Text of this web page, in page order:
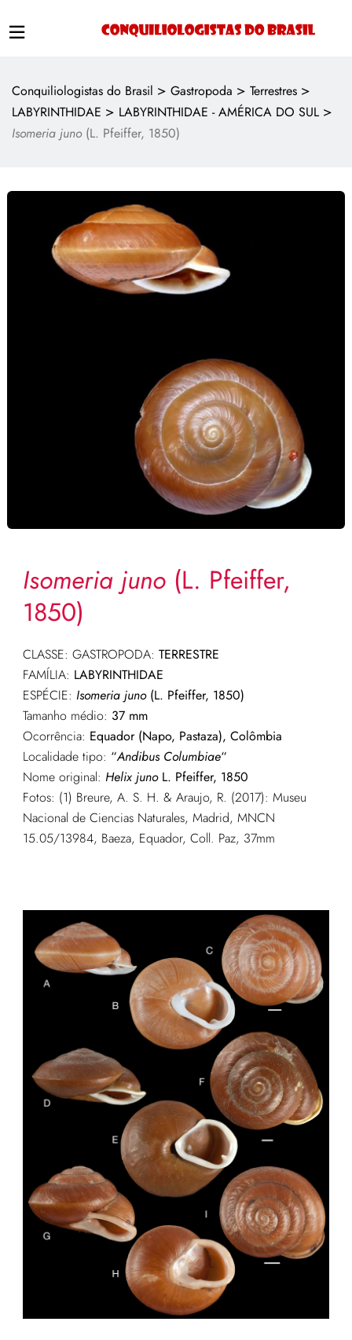
Conquiliologistas do Brasil > Gastropoda > Terrestres >
LABYRINTHIDAE > LABYRINTHIDAE - AMÉRICA DO SUL >
Isomeria juno(L. Pfeiffer, 1850)
Isomeria juno(L. Pfeiffer,
1850)
CLASSE: GASTROPODA: TERRESTRE
FAMÍLIA: LABYRINTHIDAE
ESPÉCIE: Isomeria juno(L. Pfeiffer, 1850)
Tamanho médio: 37 mm
Ocorrência: Equador (Napo, Pastaza), Colômbia
Localidade tipo: “Andibus Columbiae“
Nome original: Helix junoL. Pfeiffer, 1850
Fotos: (1) Breure, A. S. H. & Araujo, R. (2017): Museu
Nacional de Ciencias Naturales, Madrid, MNCN
15.05/13984, Baeza, Equador, Coll. Paz, 37mm